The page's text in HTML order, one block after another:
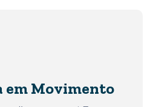
em Movimento